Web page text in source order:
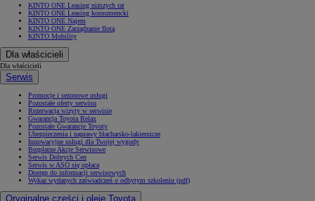
KINTO ONE Leasing niższych rat
KINTO ONE Leasing konsumencki
KINTO ONE Najem
KINTO ONE Zarządzanie flotą
KINTO Mobility
Dla właścicieli
Dla właścicieli
Serwis
Promocje i sezonowe usługi
Pozostałe oferty serwisu
Rezerwacja wizyty w serwisie
Gwarancja Toyota Relax
Pozostałe Gwarancje Toyoty
Ubezpieczenia i naprawy blacharsko-lakiernicze
Innowacyjne usługi dla Twojej wygody
Bezpłatne Akcje Serwisowe
Serwis Dobrych Cen
Serwis w ASO się opłaca
Dostęp do informacji serwisowych
Wykaz wydanych zaświadczeń o odbytym szkoleniu (pdf)
Oryginalne części i oleje Toyota